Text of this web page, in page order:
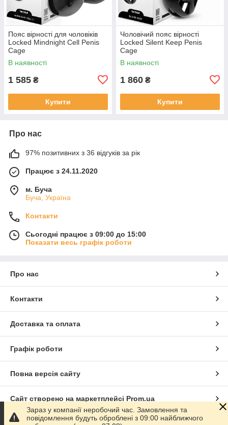
Пояс вірності для чоловіків
Locked Mindnight Cell Penis
Cage
В наявності
1 585 ₴
Купити
Чоловічий пояс вірності
Locked Silent Keep Penis
Cage
В наявності
1 860 ₴
Купити
Про нас
97% позитивних з 36 відгуків за рік
Працює з 24.11.2020
м. Буча
Буча, Україна
Контакти
Сьогодні працює з 09:00 до 15:00
Показати весь графік роботи
Про нас
Контакти
Доставка та оплата
Графік роботи
Повна версія сайту
Сайт створено на маркетплейсі Prom.ua
Зараз у компанії неробочий час. Замовлення та
повідомлення будуть оброблені з 09:00 найближчого